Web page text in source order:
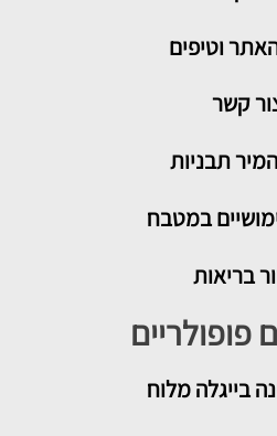
וטיפים
קשר
תבניות
במטבח
בריאות
פופולריים
בייגלה מלוח